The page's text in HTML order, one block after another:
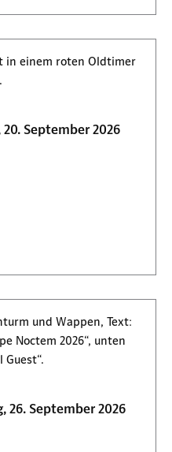
September 2026
26. September 2026